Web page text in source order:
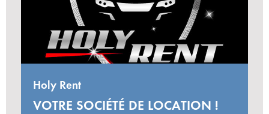
Holy Rent
VOTRE SOCIÉTÉ DE LOCATION !